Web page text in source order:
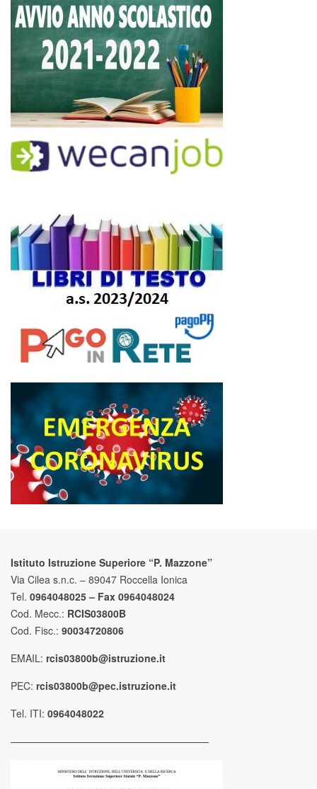
Istituto Istruzione Superiore “P. Mazzone”
Via Cilea s.n.c. – 89047 Roccella Ionica
Tel. 0964048025 – Fax 0964048024
Cod. Mecc.: RCIS03800B
Cod. Fisc.: 90034720806
EMAIL: rcis03800b@istruzione.it
PEC: rcis03800b@pec.istruzione.it
Tel. ITI: 0964048022
————————————————————